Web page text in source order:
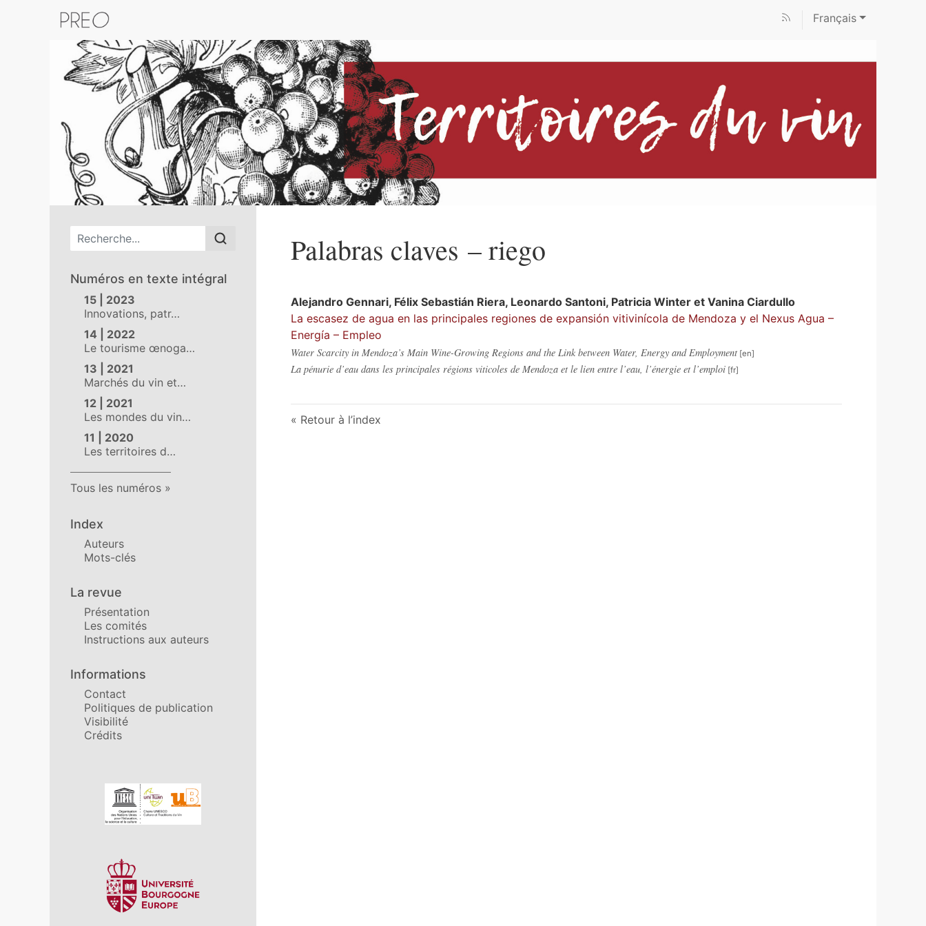
Français
Menu principal
Numéros en texte intégral
15 | 2023
Innovations, patr…
14 | 2022
Le tourisme œnoga…
13 | 2021
Marchés du vin et…
12 | 2021
Les mondes du vin…
11 | 2020
Les territoires d…
Tous les numéros
Index
Auteurs
Mots-clés
La revue
Présentation
Les comités
Instructions aux auteurs
Informations
Contact
Politiques de publication
Visibilité
Crédits
Affiliations/partenaires
Palabras claves – riego
Alejandro Gennari, Félix Sebastián Riera, Leonardo Santoni, Patricia Winter et Vanina Ciardullo
La escasez de agua en las principales regiones de expansión vitivinícola de Mendoza y el Nexus Agua –
Energía – Empleo
Water Scarcity in Mendoza’s Main Wine-Growing Regions and the Link between Water, Energy and Employment
La pénurie d’eau dans les principales régions viticoles de Mendoza et le lien entre l’eau, l’énergie et l’emploi
Retour à l’index